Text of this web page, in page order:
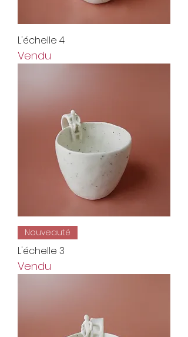
L'échelle 4
Vendu
Nouveauté
L'échelle 3
Vendu